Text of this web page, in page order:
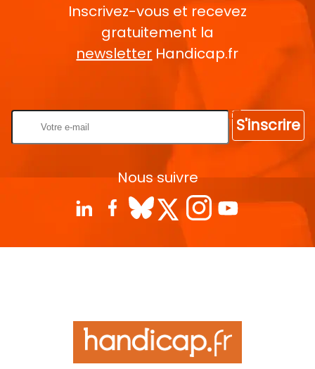
Inscrivez-vous et recevez
gratuitement la
newsletter Handicap.fr
S'inscrire
Nous suivre